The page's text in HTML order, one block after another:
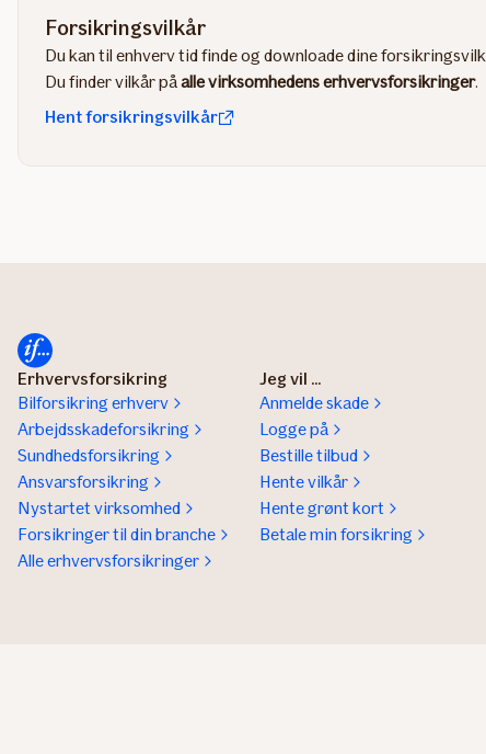
Forsikringsvilkår
Du kan til enhverv tid finde og downloade dine
Du finder vilkår påalle virksomhedens erhvervsforsikringer.
Hent forsikringsvilkår
Erhvervsforsikring
Bilforsikring erhverv
Arbejdsskadeforsikring
Sundhedsforsikring
Ansvarsforsikring
Nystartet virksomhed
Forsikringer til din branche
Alle erhvervsforsikringer
Jeg vil ...
Anmelde skade
Logge på
Bestille tilbud
Hente vilkår
Hente grønt kort
Betale min forsikring